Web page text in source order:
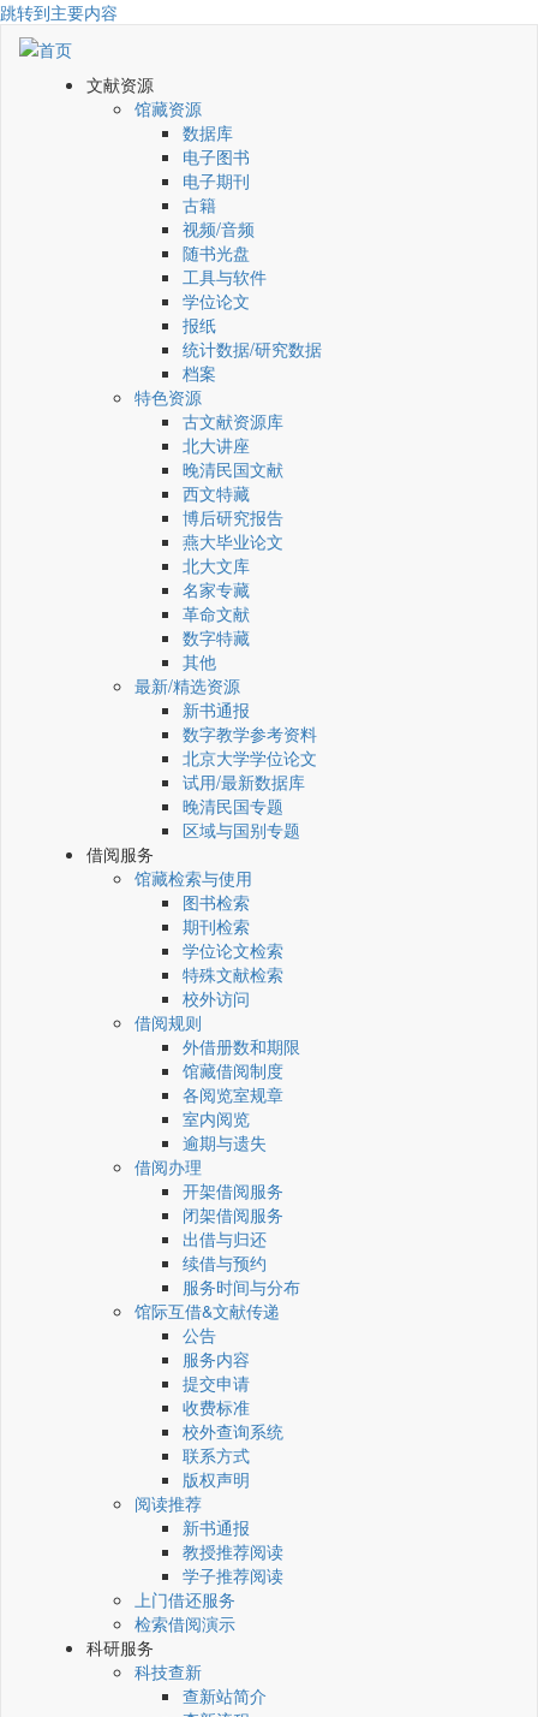
跳转到主要内容
文献资源
馆藏资源
数据库
电子图书
电子期刊
古籍
视频/音频
随书光盘
工具与软件
学位论文
报纸
统计数据/研究数据
档案
特色资源
古文献资源库
北大讲座
晚清民国文献
西文特藏
博后研究报告
燕大毕业论文
北大文库
名家专藏
革命文献
数字特藏
其他
最新/精选资源
新书通报
数字教学参考资料
北京大学学位论文
试用/最新数据库
晚清民国专题
区域与国别专题
借阅服务
馆藏检索与使用
图书检索
期刊检索
学位论文检索
特殊文献检索
校外访问
借阅规则
外借册数和期限
馆藏借阅制度
各阅览室规章
室内阅览
逾期与遗失
借阅办理
开架借阅服务
闭架借阅服务
出借与归还
续借与预约
服务时间与分布
馆际互借&文献传递
公告
服务内容
提交申请
收费标准
校外查询系统
联系方式
版权声明
阅读推荐
新书通报
教授推荐阅读
学子推荐阅读
上门借还服务
检索借阅演示
科研服务
科技查新
查新站简介